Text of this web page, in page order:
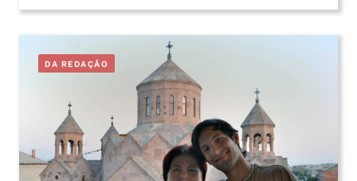
DA REDAÇÃO